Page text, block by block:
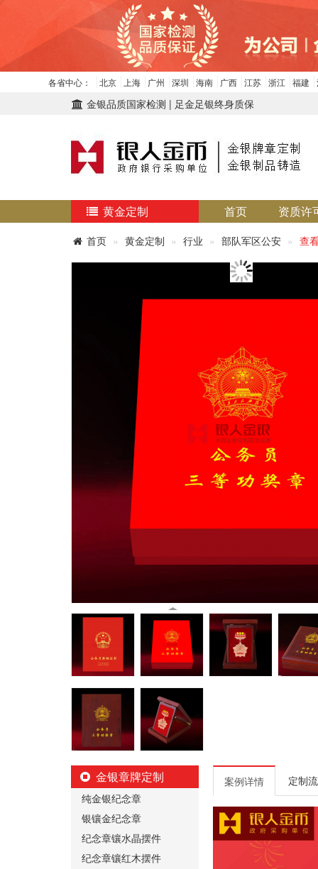
各省中心： 北京 上海 广州 深圳 海南 广西 江苏 浙江 福建
金银品质国家检测 | 足金足银终身质保
黄金定制 首页 资质许
首页 黄金定制 行业 部队军区公安 查
金银章牌定制
纯金银纪念章
银镶金纪念章
纪念章镶水晶摆件
纪念章镶红木摆件
案例详情 定制